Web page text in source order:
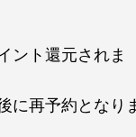
ント還元されま
に再予約となり